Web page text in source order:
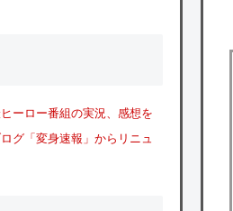
ーロー番組の実況、感想を
グ「変身速報」からリニュ